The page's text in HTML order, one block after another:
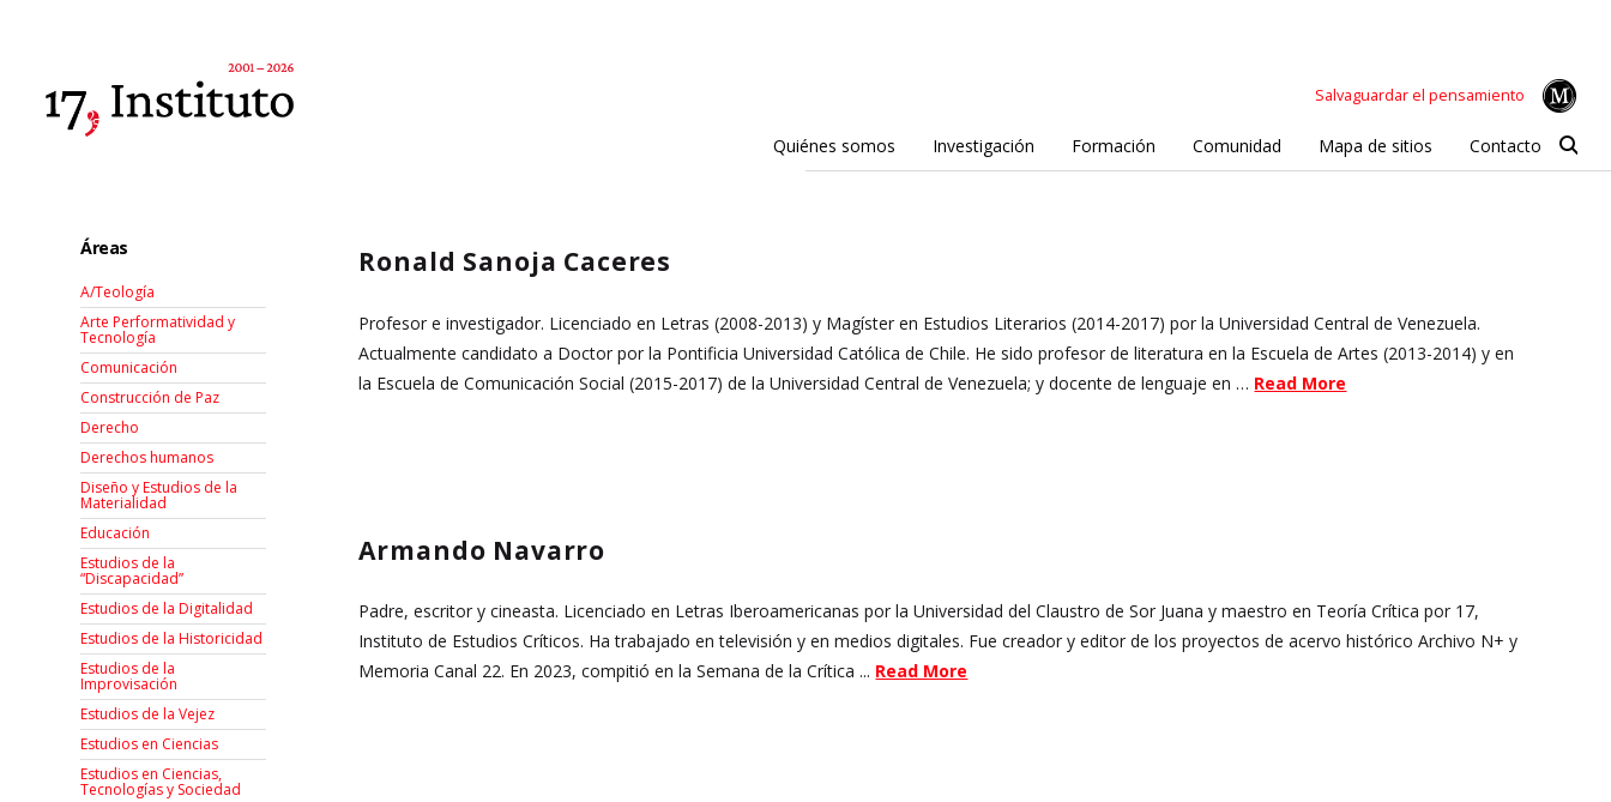
Salvaguardar el pensamiento
Quiénes somos Investigación Formación Comunidad Mapa de sitios Contacto
Ronald Sanoja Caceres
Profesor e investigador. Licenciado en Letras (2008-2013) y Magíster en Estudios Literarios (2014-2017) por la Universidad Central de Venezuela.
Actualmente candidato a Doctor por la Pontificia Universidad Católica de Chile. He sido profesor de literatura en la Escuela de Artes (2013-2014) y en
la Escuela de Comunicación Social (2015-2017) de la Universidad Central de Venezuela; y docente de lenguaje en … Read More
Armando Navarro
Padre, escritor y cineasta. Licenciado en Letras Iberoamericanas por la Universidad del Claustro de Sor Juana y maestro en Teoría Crítica por 17,
Instituto de Estudios Críticos. Ha trabajado en televisión y en medios digitales. Fue creador y editor de los proyectos de acervo histórico Archivo N+ y
Memoria Canal 22. En 2023, compitió en la Semana de la Crítica ... Read More
Áreas
A/Teología
Arte Performatividad y
Tecnología
Comunicación
Construcción de Paz
Derecho
Derechos humanos
Diseño y Estudios de la
Materialidad
Educación
Estudios de la
“Discapacidad”
Estudios de la Digitalidad
Estudios de la Historicidad
Estudios de la
Improvisación
Estudios de la Vejez
Estudios en Ciencias
Estudios en Ciencias,
Tecnologías y Sociedad